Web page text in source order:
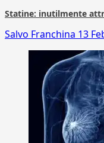
Statine: inutilmente
Salvo Franchina 13